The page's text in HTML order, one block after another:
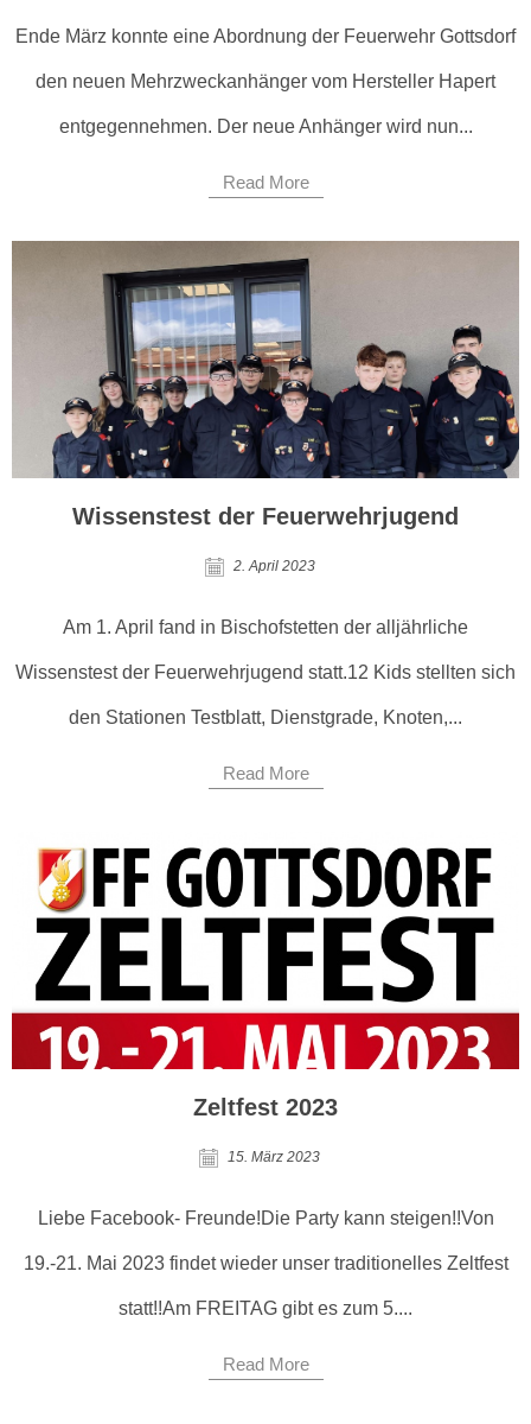
Ende März konnte eine Abordnung der Feuerwehr Gottsdorf
den neuen Mehrzweckanhänger vom Hersteller Hapert
entgegennehmen. Der neue Anhänger wird nun...
Read More
Wissenstest der Feuerwehrjugend
2. April 2023
Am 1. April fand in Bischofstetten der alljährliche
Wissenstest der Feuerwehrjugend statt.12 Kids stellten sich
den Stationen Testblatt, Dienstgrade, Knoten,...
Read More
Zeltfest 2023
15. März 2023
Liebe Facebook- Freunde!Die Party kann steigen!!Von
19.-21. Mai 2023 findet wieder unser traditionelles Zeltfest
statt!!Am FREITAG gibt es zum 5....
Read More